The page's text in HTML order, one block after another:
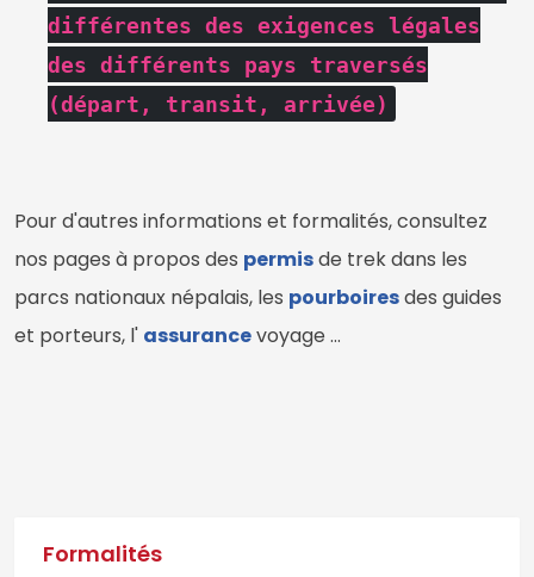
différentes des exigences légales
des différents pays traversés
(départ, transit, arrivée)
Pour d'autres informations et formalités, consultez
nos pages à propos des permisde trek dans les
parcs nationaux népalais, les pourboiresdes guides
et porteurs, l' assurancevoyage ...
Formalités